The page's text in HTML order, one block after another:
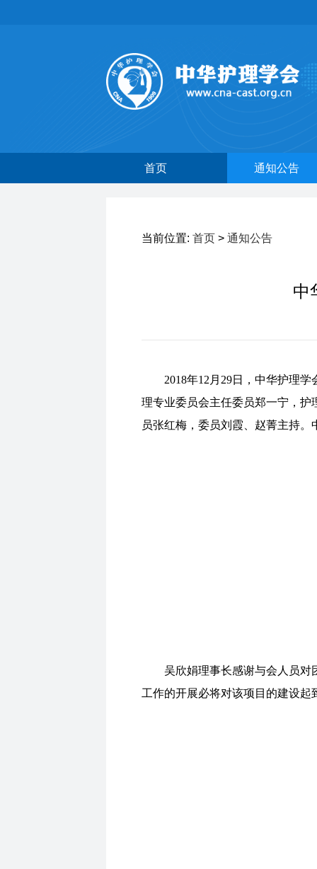
首页 通知公告
当前位置: 首页 > 通知公告
中
2018年12月29日，中华护理
理专业委员会主任委员郑一宁，护
员张红梅，委员刘霞、赵菁主持
吴欣娟理事长感谢与会人员对
工作的开展必将对该项目的建设